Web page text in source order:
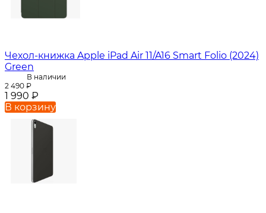
Чехол-книжка Apple iPad Air 11/A16 Smart Folio (2024)
Green
В наличии
2 490 ₽
1 990 ₽
В корзину